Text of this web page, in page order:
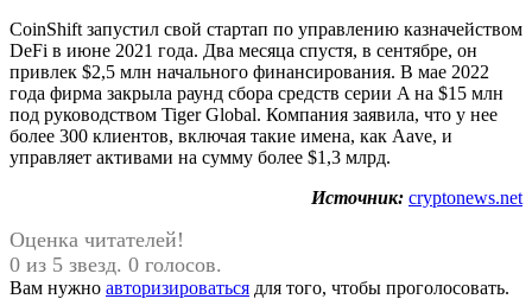
CoinShift запустил свой стартап по управлению казначейством
DeFi в июне 2021 года. Два месяца спустя, в сентябре, он
привлек $2,5 млн начального финансирования. В мае 2022
года фирма закрыла раунд сбора средств серии A на $15 млн
под руководством Tiger Global. Компания заявила, что у нее
более 300 клиентов, включая такие имена, как Aave, и
управляет активами на сумму более $1,3 млрд.
Источник: cryptonews.net
Оценка читателей!
0 из 5 звезд. 0 голосов.
Вам нужно авторизироваться для того, чтобы проголосовать.